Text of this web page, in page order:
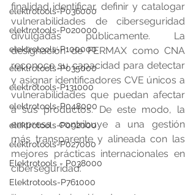
elektrotools-P036000
elektrotools-P020000
elektrotools-P100000
elektrotools-P035000
elektrotools-P131000
elektrotools-P048000
elektrotools-P092000
elektrotools-P027000
Elektrotools - P038000
Elektrotools-P761000
finalidad identificar, definir y catalogar
vulnerabilidades de ciberseguridad
divulgadas públicamente. La
designación de FERMAX como CNA
reconoce su capacidad para detectar
y asignar identificadores CVE únicos a
vulnerabilidades que puedan afectar
a sus productos. De este modo, la
empresa contribuye a una gestión
más transparente y alineada con las
mejores prácticas internacionales en
ciberseguridad.